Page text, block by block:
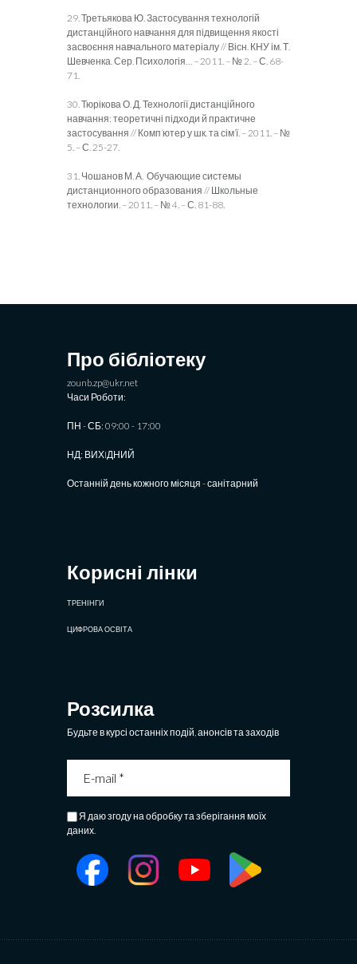
29. Третьякова Ю. Застосування технологій
дистанційного навчання для підвищення якості
засвоєння навчального матеріалу // Вісн. КНУ ім. Т.
Шевченка. Сер. Психологія… – 2011. – № 2. – С. 68-
71.
30. Тюрікова О. Д. Технології дистанційного
навчання: теоретичні підходи й практичне
застосування // Комп’ютер у шк. та сім’ї. – 2011. – №
5. – С. 25-27.
31. Чошанов М. А. Обучающие системы
дистанционного образования // Школьные
технологии. – 2011. – № 4. – С. 81-88.
Про бібліотеку
zounb.zp@ukr.net
Часи Роботи:
ПН - СБ: 09:00 - 17:00
НД: ВИХIДНИЙ
Останній день кожного місяця - санітарний
Корисні лінки
ТРЕНІНГИ
ЦИФРОВА ОСВІТА
Розсилка
Будьте в курсі останніх подій, анонсів та заходів
Я даю згоду на обробку та зберігання моїх
даних.